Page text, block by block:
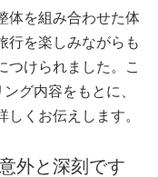
体を組み合わせた体
行を楽しみながらも
つけられました。こ
グ内容をもとに、
くお伝えします。
外と深刻です